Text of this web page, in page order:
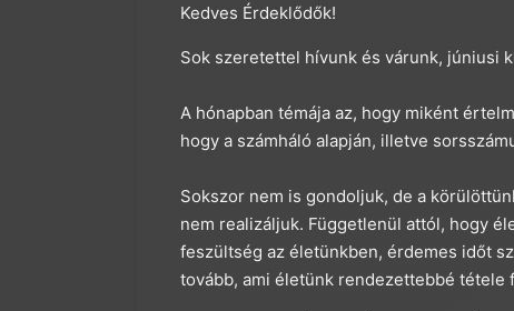
Kedves Érdeklődők!
Sok szeretettel hívunk és várunk, júniusi
A hónapban témája az, hogy miként
hogy a számháló alapján, illetve
Sokszor nem is gondoljuk, de a
nem realizáljuk. Függetlenül attól, hogy
feszültség az életünkben, érdemes időt
tovább, ami életünk rendezettebbé tétele